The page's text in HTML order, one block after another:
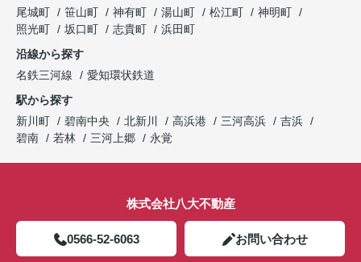
尾城町
笹山町 神有町 湯山町 松江町
神明町
照光町
坂口町 志貴町
浜田町
沿線から探す
名鉄三河線
愛知環状鉄道
駅から探す
新川町
碧南中央 北新川 高浜港 三河高浜
吉浜
碧南
若林 三河上郷 永覚
株式会社八大不動産
0566-52-6063 お問い合わせ